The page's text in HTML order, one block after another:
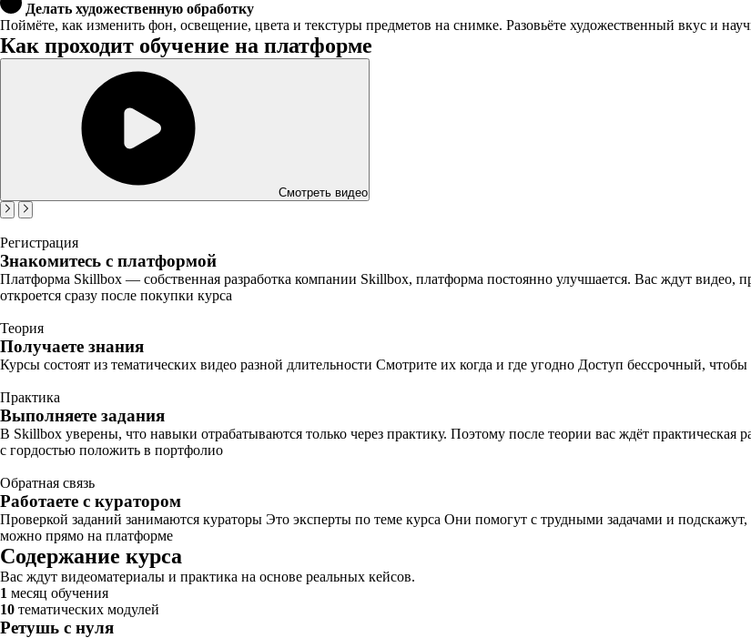
Делать художественную обработку
Поймёте, как изменить фон, освещение, цвета и текстуры предметов на снимке. Разовьёте художественный вкус и
Как проходит обучение на платформе
Смотреть видео
Регистрация
Знакомитесь с платформой
Платформа Skillbox — собственная разработка компании Skillbox, платформа постоянно улучшается. Вас ждут видео,
откроется сразу после покупки курса
Теория
Получаете знания
Курсы состоят из тематических видео разной длительности Смотрите их когда и где угодно Доступ бессрочный,
Практика
Выполняете задания
В Skillbox уверены, что навыки отрабатываются только через практику. Поэтому после теории вас ждёт
с гордостью положить в портфолио
Обратная связь
Работаете с куратором
Проверкой заданий занимаются кураторы Это эксперты по теме курса Они помогут с трудными задачами и
можно прямо на платформе
Содержание курса
Вас ждут видеоматериалы и практика на основе реальных кейсов.
1 месяц обучения
10 тематических модулей
Ретушь с нуля